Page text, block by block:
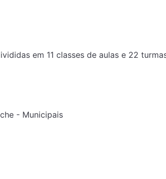
em 11 classes de aulas e 22
- Municipais